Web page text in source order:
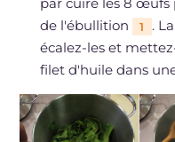
de l'ébullition
1
.
écalez-les et
filet d'huile dans